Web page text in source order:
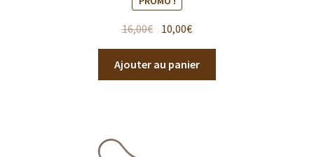
16,00€ 10,00€
Ajouter au panier